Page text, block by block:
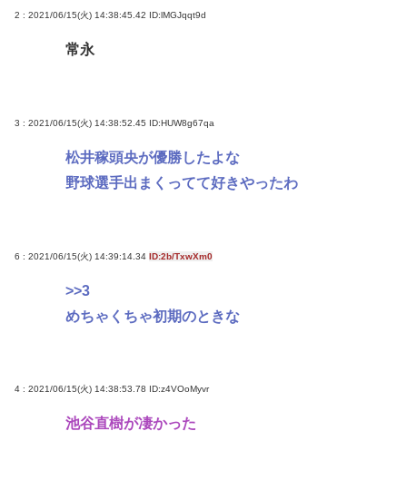
【朗報】秋葉原、かつての活気がガチで戻るwww
【緊急】少子化の原因、判明するwww
誰でもできる仕事してるやつって死にたくならん
の？
2 : 2021/06/15(火) 14:38:45.42 ID:lMGJqqt9d
常永
3 : 2021/06/15(火) 14:38:52.45 ID:HUW8g67qa
松井稼頭央が優勝したよな
野球選手出まくってて好きやったわ
6 : 2021/06/15(火) 14:39:14.34 ID:2b/TxwXm0
>>3
めちゃくちゃ初期のときな
4 : 2021/06/15(火) 14:38:53.78 ID:z4VOoMyvr
池谷直樹が凄かった